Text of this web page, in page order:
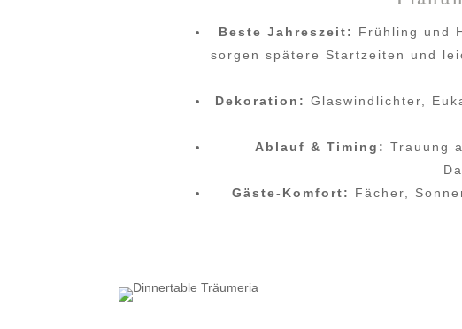
Beste Jahreszeit:
Frühling und
sorgen spätere Startzeiten und
Dekoration: Glaswindlichter,
Ablauf & Timing: Trauung
Gäste-Komfort:
Fächer,